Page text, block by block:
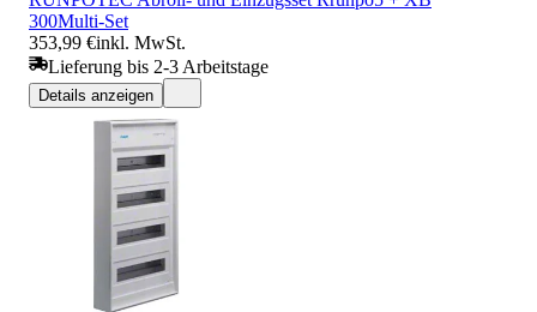
300Multi-Set
353,99 €inkl. MwSt.
Lieferung bis 2-3 Arbeitstage
Details anzeigen